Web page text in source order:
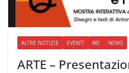
ALTRE NOTIZIE EVENTI ME NEWS
ARTE –